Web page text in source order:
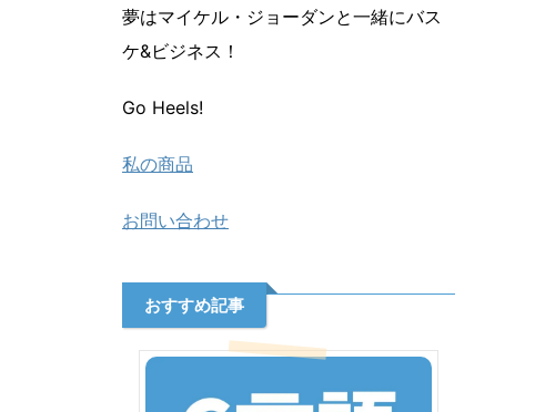
夢はマイケル・ジョーダンと一緒にバス
ケ&ビジネス！
Go Heels!
私の商品
お問い合わせ
おすすめ記事